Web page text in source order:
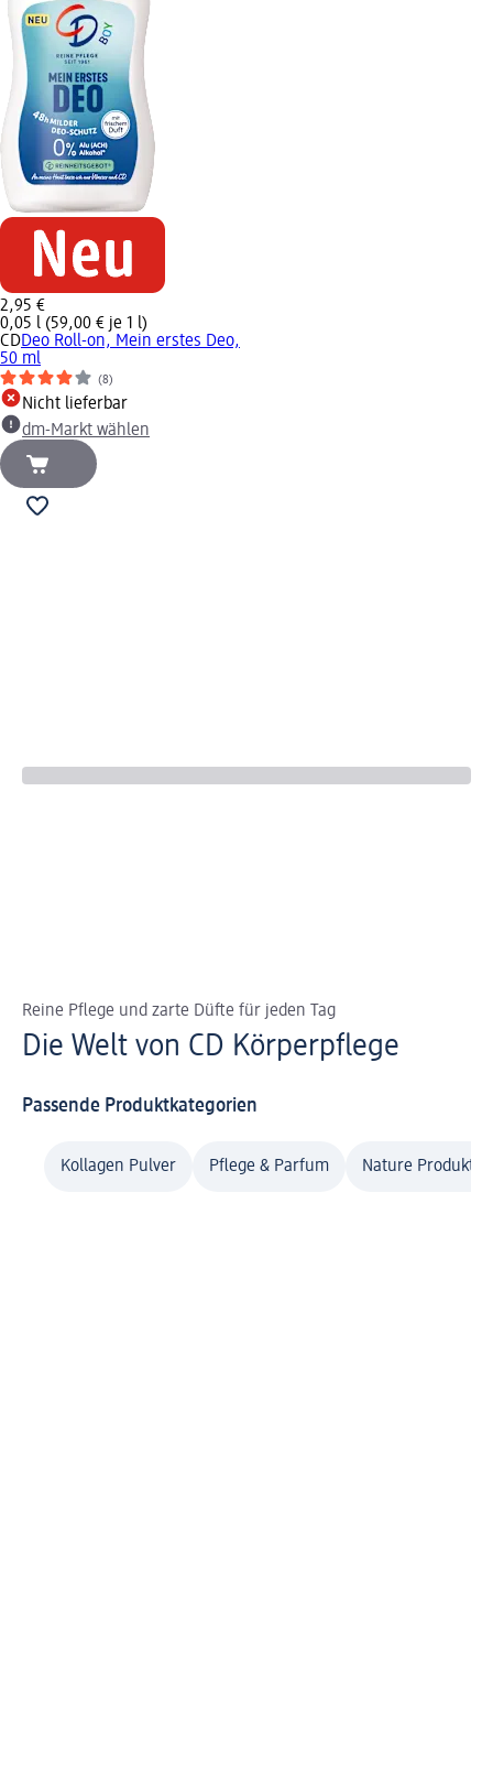
2,95 €
0,05 l (59,00 € je 1 l)
CDDeo Roll-on, Mein erstes Deo,
50 ml
(8)
Nicht lieferbar
dm-Markt wählen
Reine Pflege und zarte Düfte für jeden Tag
Die Welt von CD Körperpflege
Passende Produktkategorien
Kollagen Pulver Pflege & Parfum Nature Produkte